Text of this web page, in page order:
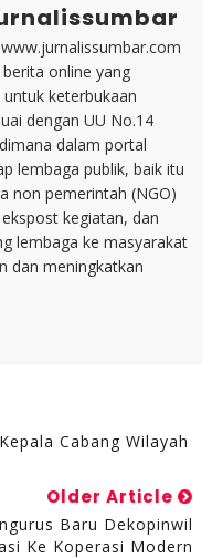
online yang
keterbukaan
dengan UU No.14
dalam portal
lembaga publik, baik itu
non pemerintah (NGO)
kegiatan, dan
lembaga ke masyarakat
dan meningkatkan
Cabang Wilayah
Older Article
Baru Dekopinwil
Ke Koperasi Modern